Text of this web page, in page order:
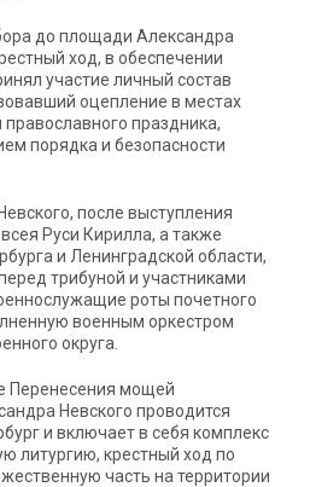
до площади Александра
ход, в обеспечении
участие личный состав
оцепление в местах
праздника,
порядка и безопасности
после выступления
Руси Кирилла, а также
и Ленинградской области,
трибуной и участниками
роты почетного
военным оркестром
округа.
Перенесения мощей
Невского проводится
и включает в себя комплекс
литургию, крестный ход по
часть на территории